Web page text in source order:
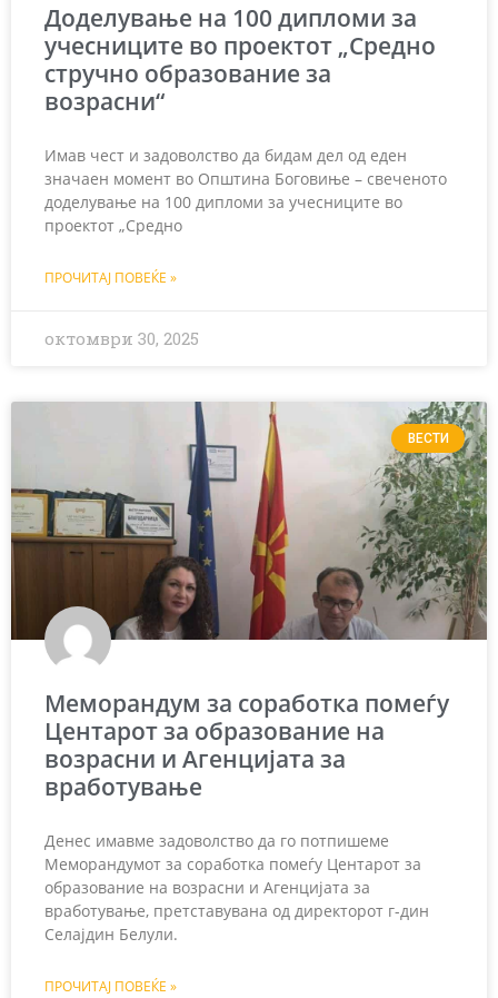
Доделувањe на 100 дипломи за
учесниците во проектот „Средно
стручно образование за
возрасни“
Имав чест и задоволство да бидам дел од еден
значаен момент во Општина Боговиње – свеченoтo
доделувањe на 100 дипломи за учесниците во
проектот „Средно
ПРОЧИТАЈ ПОВЕЌЕ »
октомври 30, 2025
ВЕСТИ
Меморандум за соработка помеѓу
Центарот за образование на
возрасни и Агенцијата за
вработување
Денес имавме задоволство да го потпишеме
Меморандумот за соработка помеѓу Центарот за
образование на возрасни и Агенцијата за
вработување, претставувана од директорот г-дин
Селајдин Белули.
ПРОЧИТАЈ ПОВЕЌЕ »